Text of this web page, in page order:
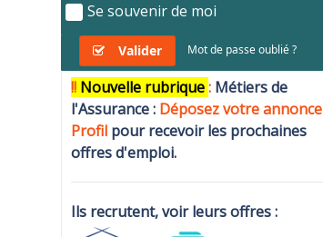
Se souvenir de moi
Valider Mot de passe oublié ?
!! Nouvelle rubrique: Métiers de
l'Assurance : Déposez votre annonce
Profil pour recevoir les prochaines
offres d'emploi.
Ils recrutent, voir leurs offres :